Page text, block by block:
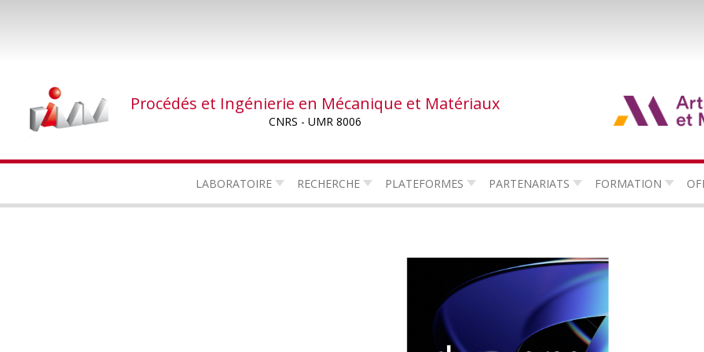
Procédés et Ingénierie en Mécanique et Matériaux
CNRS - UMR 8006
LABORATOIRE RECHERCHE PLATEFORMES PARTENARIATS FORMATION